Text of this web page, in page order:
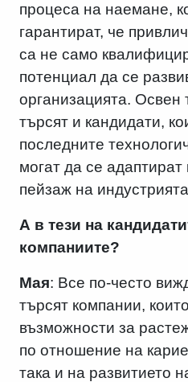
процеса на наемане,
гарантират, че
са не само
потенциал да се
организацията. Освен
търсят и кандидати,
последните
могат да се
пейзаж на
А в тези на
компаниите?
Мая: Все по-често
търсят компании,
възможности за
по отношение на
така и на развитието